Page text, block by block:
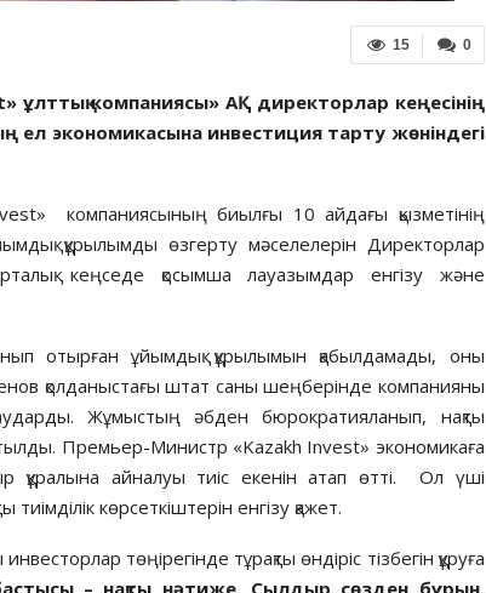
0
15
компаниясы» АҚ директорлар кеңесінің
экономикасына инвестиция тарту жөніндегі
компаниясының биылғы 10 айдағы қызметінің
құрылымды өзгерту мәселелерін Директорлар
кеңседе қосымша лауазымдар енгізу және
отырған ұйымдық құрылымын қабылдамады, оны
қолданыстағы штат саны шеңберінде компанияны
Жұмыстың әбден бюрократияланып, нақты
Премьер-Министр «Kazakh Invest» экономикаға
құралына айналуы тиіс екенін атап өтті. Ол үші
көрсеткіштерін енгізу қажет.
төңірегінде тұрақты өндіріс тізбегін құруға
– нақты нәтиже. Сылдыр сөзден бұрын,